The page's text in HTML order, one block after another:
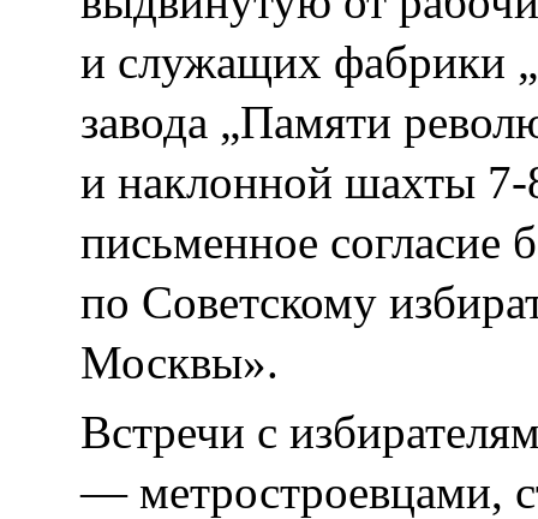
и служащих фабрики
завода „Памяти
и наклонной шахты
письменное согласие
по Советскому
Москвы».
Встречи с
— метростроевцами,